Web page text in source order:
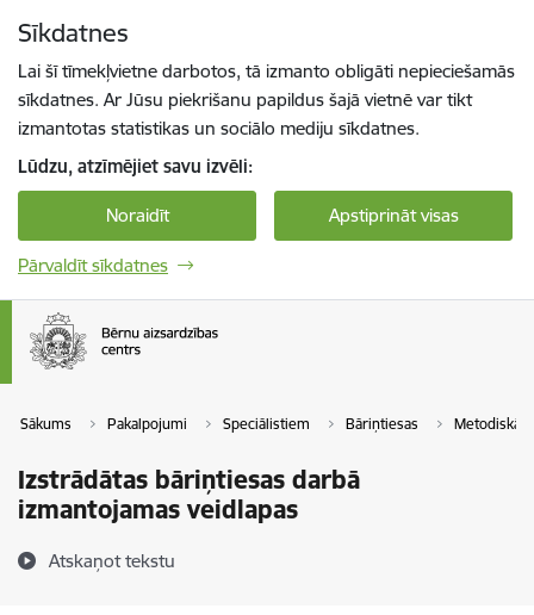
Sīkdatnes
Lai šī tīmekļvietne darbotos, tā izmanto obligāti nepieciešamās
sīkdatnes. Ar Jūsu piekrišanu papildus šajā vietnē var tikt
izmantotas statistikas un sociālo mediju sīkdatnes.
Lūdzu, atzīmējiet savu izvēli:
Noraidīt Apstiprināt visas
Pārvaldīt sīkdatnes
Sākums Pakalpojumi Speciālistiem Bāriņtiesas Metodiskā
Izstrādātas bāriņtiesas darbā
izmantojamas veidlapas
Atskaņot tekstu